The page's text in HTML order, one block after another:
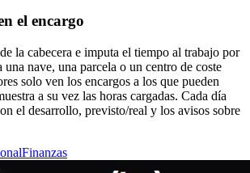
el encargo
la cabecera e imputa el tiempo al trabajo por
una nave, una parcela o un centro de coste
solo ven los encargos a los que pueden
a su vez las horas cargadas. Cada día
el desarrollo, previsto/real y los avisos sobre
Finanzas